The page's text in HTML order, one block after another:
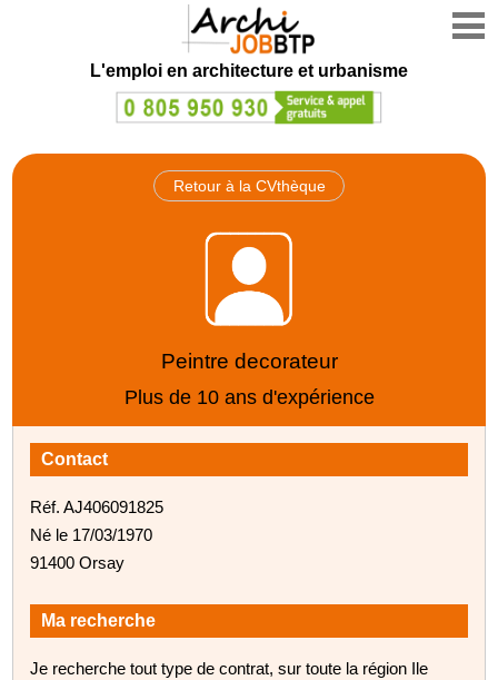
L'emploi en architecture et urbanisme
Retour à la CVthèque
Peintre decorateur
Plus de 10 ans d'expérience
Contact
Réf. AJ406091825
Né le 17/03/1970
91400 Orsay
Ma recherche
Je recherche tout type de contrat, sur toute la région Ile